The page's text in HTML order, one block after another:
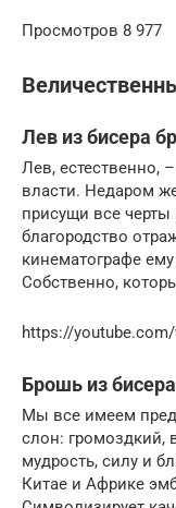
Просмотров 8 977
Лев из бисера
Лев, естественно,
власти. Недаром
присущи все черты
благородство
кинематографе
Собственно,
https://youtube.com/
Брошь из
Мы все имеем
слон: громоздкий,
мудрость, силу и
Китае и Африке